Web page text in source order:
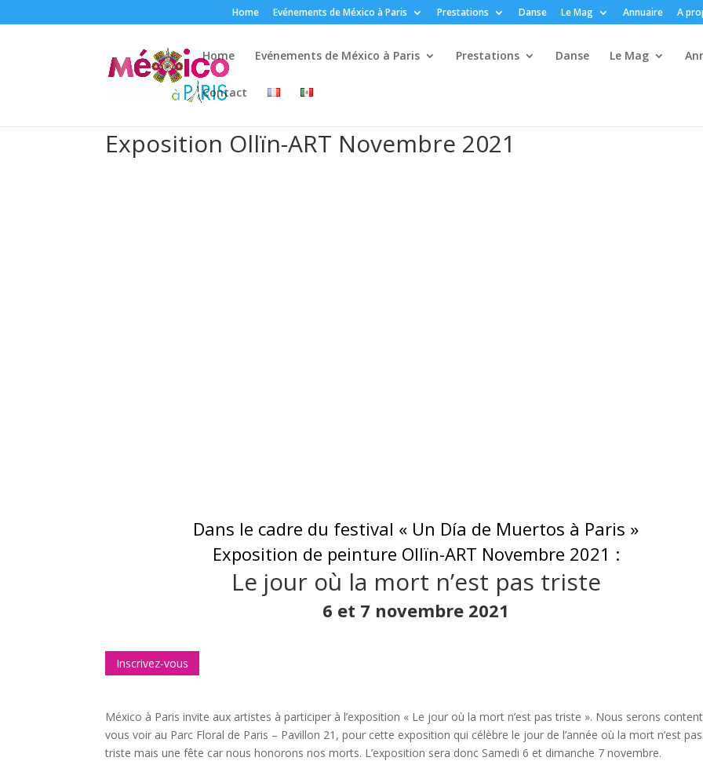
Home Evénements de México à Paris Prestations Danse Le Mag Annuaire A
Home Evénements de México à Paris Prestations Danse Le Mag
Contact
Exposition Ollïn-ART Novembre 2021
Dans le cadre du festival « Un Día de Muertos à Paris »
Exposition de peinture Ollïn-ART Novembre 2021 :
Le jour où la mort n’est pas triste
6 et 7 novembre 2021
Inscrivez-vous
México à Paris invite aux artistes à participer à l’exposition « Le jour où la mort n’est pas triste ». Nous serons
vous voir au Parc Floral de Paris – Pavillon 21, pour cette exposition qui célèbre le jour de l’année où la mort n’est pas
triste mais une fête car nous honorons nos morts. L’exposition sera donc Samedi 6 et dimanche 7 novembre.